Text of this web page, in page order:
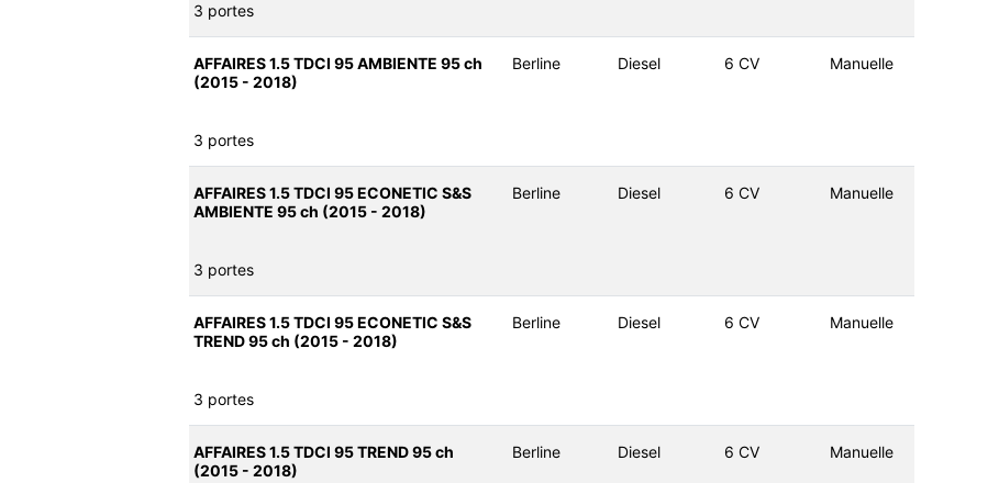
3 portes
AFFAIRES 1.5 TDCI 95 AMBIENTE 95 ch
(2015 - 2018)
Berline Diesel 6 CV Manuelle
3 portes
AFFAIRES 1.5 TDCI 95 ECONETIC S&S
AMBIENTE 95 ch (2015 - 2018)
Berline Diesel 6 CV Manuelle
3 portes
AFFAIRES 1.5 TDCI 95 ECONETIC S&S
TREND 95 ch (2015 - 2018)
Berline Diesel 6 CV Manuelle
3 portes
AFFAIRES 1.5 TDCI 95 TREND 95 ch
(2015 - 2018)
Berline Diesel 6 CV Manuelle